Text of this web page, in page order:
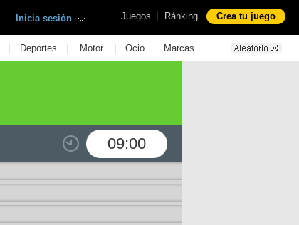
Juegos | Ránking Crea tu juego
| Inicia sesión
| Deportes | Motor | Ocio | Marcas
09:00